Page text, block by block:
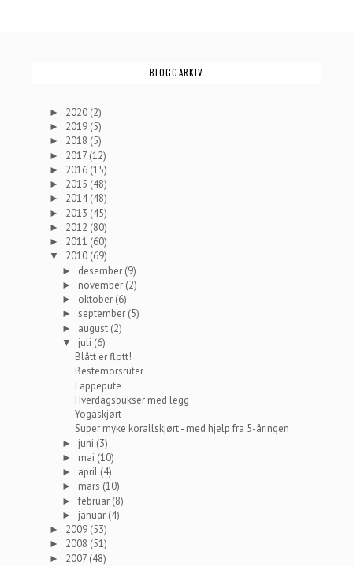
BLOGGARKIV
► 2020 (2)
► 2019 (5)
► 2018 (5)
► 2017 (12)
► 2016 (15)
► 2015 (48)
► 2014(48)
► 2013 (45)
► 2012 (80)
► 2011 (60)
▼ 2010 (69)
► desember (9)
► november (2)
► oktober (6)
►september (5)
► august (2)
▼ juli (6)
Blått er flott!
Bestemorsruter
Lappepute
Hverdagsbukser med legg
Yogaskjørt
Super myke korallskjørt - med hjelp fra 5-åringen
► juni (3)
► mai (10)
► april (4)
► mars (10)
►februar (8)
► januar (4)
► 2009 (53)
► 2008 (51)
► 2007 (48)